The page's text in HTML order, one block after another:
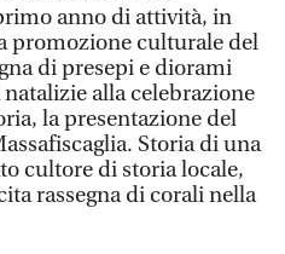
anno di attività, in
promozione culturale del
di presepi e diorami
alla celebrazione
la presentazione del
Storia di una
cultore di storia locale,
rassegna di corali nella